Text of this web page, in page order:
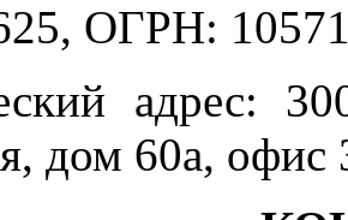
ОГРН:
адрес:
дом 60а, офис